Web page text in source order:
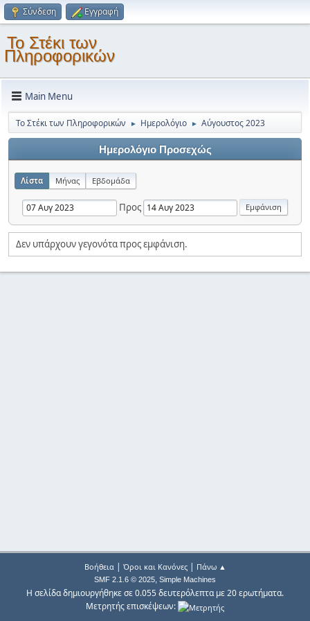
Σύνδεση Εγγραφή
Το Στέκι των
Πληροφορικών
Main Menu
Το Στέκι των Πληροφορικών ► Ημερολόγιο ► Αύγουστος 2023
Ημερολόγιο Προσεχώς
Λίστα Μήνας Εβδομάδα
Προς
Δεν υπάρχουν γεγονότα προς εμφάνιση.
Βοήθεια| Όροι και Κανόνες| Πάνω ▲
SMF 2.1.6 © 2025, Simple Machines
Η σελίδα δημιουργήθηκε σε 0.055 δευτερόλεπτα με 20 ερωτήματα.
Μετρητής επισκέψεων: